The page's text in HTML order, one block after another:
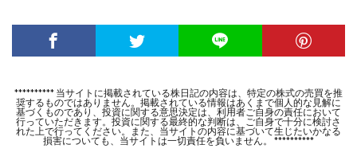
********** 当サイトに掲載されている株日記の内容は、特定の株式の売買を推
奨するものではありません。掲載されている情報はあくまで個人的な見解に
基づくものであり、投資に関する意思決定は、利用者ご自身の責任において
行っていただきます。投資に関する最終的な判断は、ご自身で十分に検討さ
れた上で行ってください。また、当サイトの内容に基づいて生じたいかなる
損害についても、当サイトは一切責任を負いません。 **********